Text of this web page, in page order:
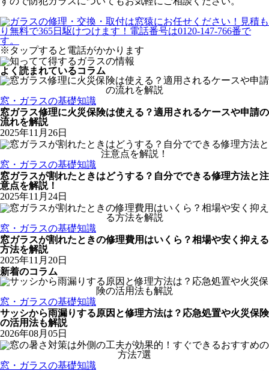
※タップすると電話がかかります
よく読まれているコラム
窓・ガラスの基礎知識
窓ガラス修理に火災保険は使える？適用されるケースや申請の
流れを解説
2025年11月26日
窓・ガラスの基礎知識
窓ガラスが割れたときはどうする？自分でできる修理方法と注
意点を解説！
2025年11月24日
窓・ガラスの基礎知識
窓ガラスが割れたときの修理費用はいくら？相場や安く抑える
方法を解説
2025年11月20日
新着のコラム
窓・ガラスの基礎知識
サッシから雨漏りする原因と修理方法は？応急処置や火災保険
の活用法も解説
2026年08月05日
窓・ガラスの基礎知識